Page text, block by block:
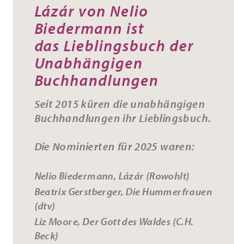
Lázár von Nelio
Biedermann ist
dasLieblingsbuch der
Unabhängigen
Buchhandlungen
Seit 2015 küren die unabhängigen
Buchhandlungen ihr Lieblingsbuch.
Die Nominierten für 2025 waren:
Nelio Biedermann, Lázár (Rowohlt)
Beatrix Gerstberger, Die Hummerfrauen
(dtv)
Liz Moore, Der Gott des Waldes (C.H.
Beck)